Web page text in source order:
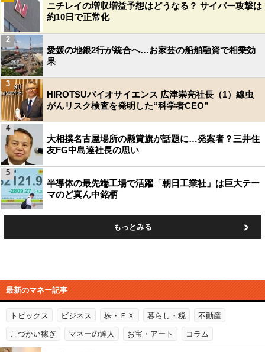
ニチレイの増収増益予想はどうなる？ サイバー攻撃は
約10日で正常化
愛媛の地銀2行が統合へ…お家芸の船舶融資で相乗効
果
2
HIROTSUバイオサイエンス 広津崇亮社長（1）線虫
がんリスク検査を発明した“科学者CEO”
3
大相撲名古屋場所の懸賞旗が話題に…発案者？三井住
友FG中島達社長の思い
4
半導体の最先端工場で活躍「朝日工業社」は巨大テー
マのど真ん中銘柄
5
もっとみる
最新のマネー記事
トピックス ビジネス 株・ＦＸ 暮らし・税 不動産
こづかい稼ぎ マネーの達人 お宝・アート コラム